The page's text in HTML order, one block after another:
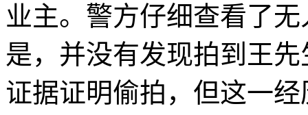
业主。警方仔细查看了
是，并没有发现拍到王
证据证明偷拍，但这一